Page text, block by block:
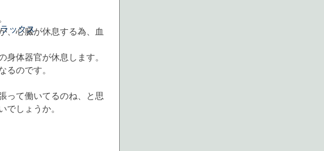
、心臓が休息する為、血
体器官が休息します。
るのです。
って働いてるのね、と思
でしょうか。
ックス